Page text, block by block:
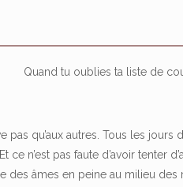
pas qu’aux autres. Tous les
ce n’est pas faute d’avoir tenter
des âmes en peine au milieu